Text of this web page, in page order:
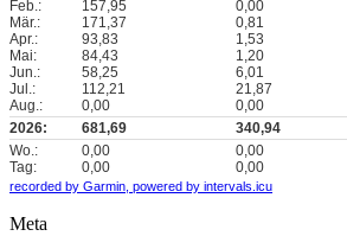
Feb.:
157,95 0,00
Mär.:
171,37 0,81
Apr.:
93,83 1,53
Mai:
84,43 1,20
Jun.:
58,25 6,01
Jul.:
112,21 21,87
Aug.:
0,00 0,00
2026:
681,69 340,94
Wo.:
0,00 0,00
Tag:
0,00 0,00
recorded by Garmin, powered by intervals.icu
Meta